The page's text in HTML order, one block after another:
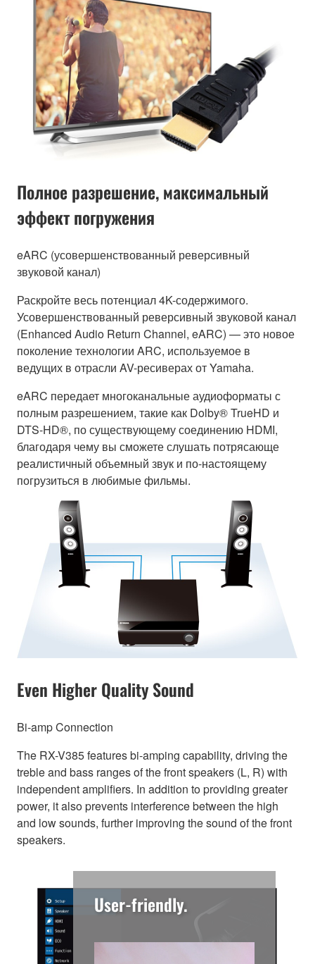
Полное разрешение, максимальный
эффект погружения
eARC (усовершенствованный реверсивный
звуковой канал)
Раскройте весь потенциал 4K-содержимого.
Усовершенствованный реверсивный звуковой канал
(Enhanced Audio Return Channel, eARC) — это новое
поколение технологии ARC, используемое в
ведущих в отрасли AV-ресиверах от Yamaha.
eARC передает многоканальные аудиоформаты с
полным разрешением, такие как Dolby® TrueHD и
DTS-HD®, по существующему соединению HDMI,
благодаря чему вы сможете слушать потрясающе
реалистичный объемный звук и по-настоящему
погрузиться в любимые фильмы.
Even Higher Quality Sound
Bi-amp Connection
The RX-V385 features bi-amping capability, driving the
treble and bass ranges of the front speakers (L, R) with
independent amplifiers. In addition to providing greater
power, it also prevents interference between the high
and low sounds, further improving the sound of the front
speakers.
User-friendly.